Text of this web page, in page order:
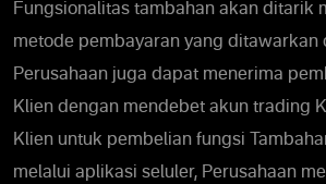
Fungsionalitas tambahan akan ditarik
metode pembayaran yang ditawarkan
Perusahaan juga dapat menerima
Klien dengan mendebet akun trading
Klien untuk pembelian fungsi
melalui aplikasi seluler, Perusahaan